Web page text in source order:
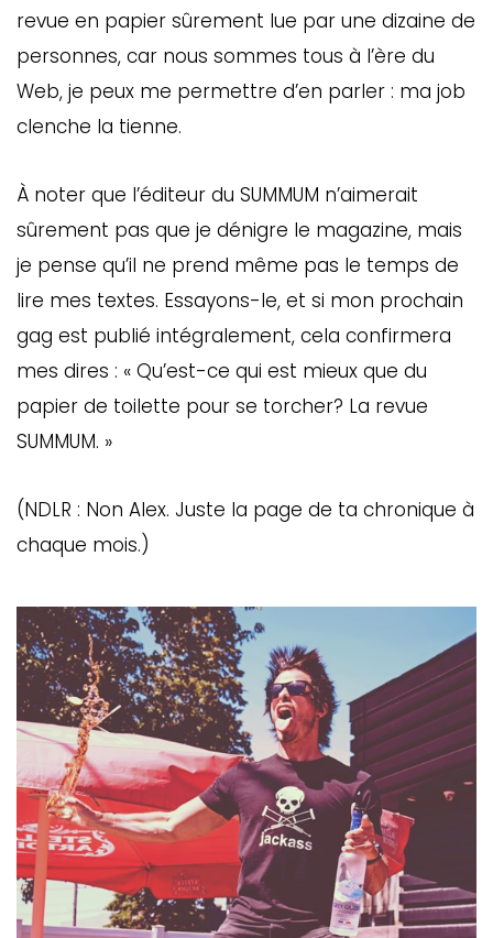
revue en papier sûrement lue par une dizaine de
personnes, car nous sommes tous à l’ère du
Web, je peux me permettre d’en parler : ma job
clenche la tienne.
À noter que l’éditeur du SUMMUM n’aimerait
sûrement pas que je dénigre le magazine, mais
je pense qu’il ne prend même pas le temps de
lire mes textes. Essayons-le, et si mon prochain
gag est publié intégralement, cela confirmera
mes dires : « Qu’est-ce qui est mieux que du
papier de toilette pour se torcher? La revue
SUMMUM. »
(NDLR : Non Alex. Juste la page de ta chronique à
chaque mois.)